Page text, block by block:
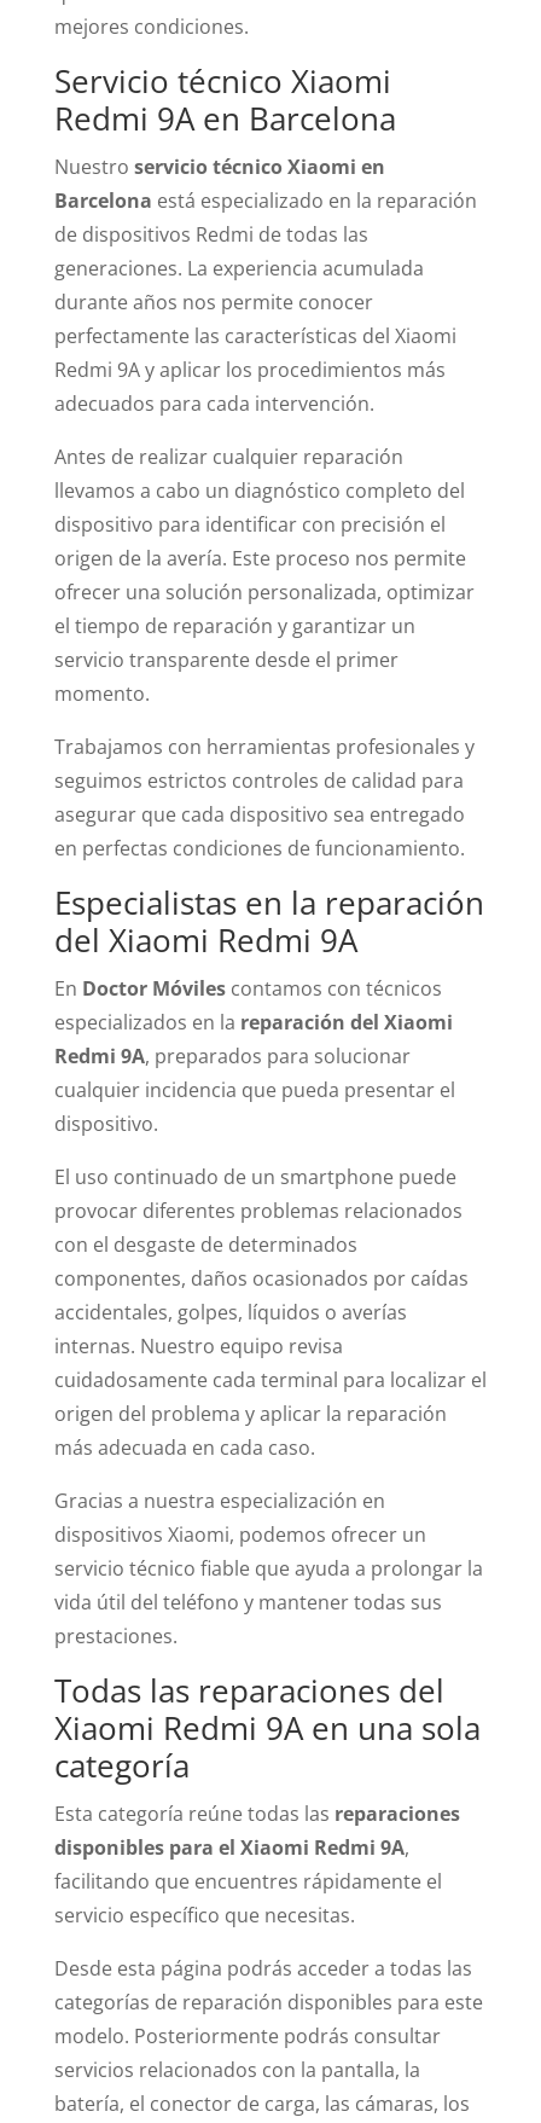
mejores condiciones.
Servicio técnico Xiaomi
Redmi 9A en Barcelona
Nuestro servicio técnico Xiaomi en
Barcelona está especializado en la reparación
de dispositivos Redmi de todas las
generaciones. La experiencia acumulada
durante años nos permite conocer
perfectamente las características del Xiaomi
Redmi 9A y aplicar los procedimientos más
adecuados para cada intervención.
Antes de realizar cualquier reparación
llevamos a cabo un diagnóstico completo del
dispositivo para identificar con precisión el
origen de la avería. Este proceso nos permite
ofrecer una solución personalizada, optimizar
el tiempo de reparación y garantizar un
servicio transparente desde el primer
momento.
Trabajamos con herramientas profesionales y
seguimos estrictos controles de calidad para
asegurar que cada dispositivo sea entregado
en perfectas condiciones de funcionamiento.
Especialistas en la reparación
del Xiaomi Redmi 9A
En Doctor Móvilescontamos con técnicos
especializados en la reparación del Xiaomi
Redmi 9A, preparados para solucionar
cualquier incidencia que pueda presentar el
dispositivo.
El uso continuado de un smartphone puede
provocar diferentes problemas relacionados
con el desgaste de determinados
componentes, daños ocasionados por caídas
accidentales, golpes, líquidos o averías
internas. Nuestro equipo revisa
cuidadosamente cada terminal para localizar el
origen del problema y aplicar la reparación
más adecuada en cada caso.
Gracias a nuestra especialización en
dispositivos Xiaomi, podemos ofrecer un
servicio técnico fiable que ayuda a prolongar la
vida útil del teléfono y mantener todas sus
prestaciones.
Todas las reparaciones del
Xiaomi Redmi 9A en una sola
categoría
Esta categoría reúne todas las reparaciones
disponibles para el Xiaomi Redmi 9A,
facilitando que encuentres rápidamente el
servicio específico que necesitas.
Desde esta página podrás acceder a todas las
categorías de reparación disponibles para este
modelo. Posteriormente podrás consultar
servicios relacionados con la pantalla, la
batería, el conector de carga, las cámaras, los